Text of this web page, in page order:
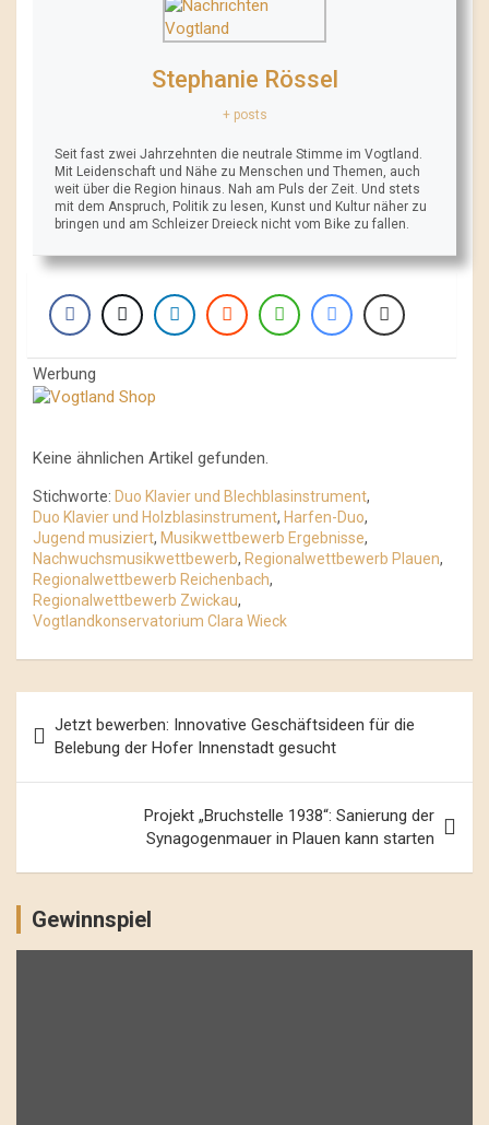
Stephanie Rössel
+ posts
Seit fast zwei Jahrzehnten die neutrale Stimme im Vogtland.
Mit Leidenschaft und Nähe zu Menschen und Themen, auch
weit über die Region hinaus. Nah am Puls der Zeit. Und stets
mit dem Anspruch, Politik zu lesen, Kunst und Kultur näher zu
bringen und am Schleizer Dreieck nicht vom Bike zu fallen.
Werbung
Keine ähnlichen Artikel gefunden.
Stichworte: Duo Klavier und Blechblasinstrument,
Duo Klavier und Holzblasinstrument, Harfen-Duo,
Jugend musiziert, Musikwettbewerb Ergebnisse,
Nachwuchsmusikwettbewerb, Regionalwettbewerb Plauen,
Regionalwettbewerb Reichenbach,
Regionalwettbewerb Zwickau,
Vogtlandkonservatorium Clara Wieck
Navigation
Jetzt bewerben: Innovative Geschäftsideen für die
Belebung der Hofer Innenstadt gesucht
Projekt „Bruchstelle 1938“: Sanierung der
Synagogenmauer in Plauen kann starten
Gewinnspiel